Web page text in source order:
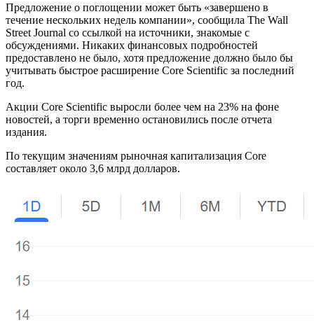
Предложение о поглощении может быть «завершено в
течение нескольких недель компании», сообщила The Wall
Street Journal со ссылкой на источники, знакомые с
обсуждениями. Никаких финансовых подробностей
предоставлено не было, хотя предложение должно было бы
учитывать быстрое расширение Core Scientific за последний
год.
Акции Core Scientific выросли более чем на 23% на фоне
новостей, а торги временно остановились после отчета
издания.
По текущим значениям рыночная капитализация Core
составляет около 3,6 млрд долларов.